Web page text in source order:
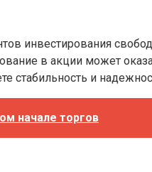
инвестирования
в акции может
и
начале торгов